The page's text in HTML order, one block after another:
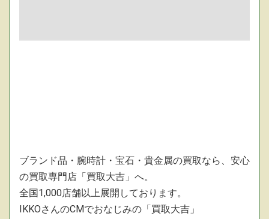
ブランド品・腕時計・宝石・貴金属の買取なら、安心
の買取専門店「買取大吉」へ。
全国1,000店舗以上展開しております。
IKKOさんのCMでおなじみの「買取大吉」